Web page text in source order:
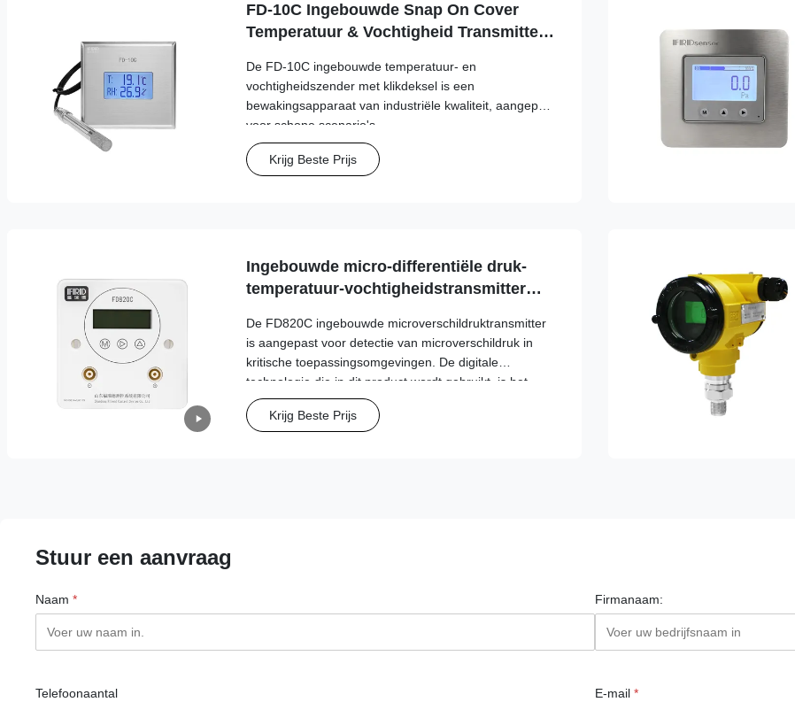
FD-10C Ingebouwde Snap On Cover
Temperatuur & Vochtigheid Transmitter
De FD-10C ingebouwde temperatuur- en
vochtigheidszender met klikdeksel is een
bewakingsapparaat van industriële kwaliteit, aangepast
voor schone scenario's.
Krijg Beste Prijs
Ingebouwde micro-differentiële druk-
temperatuur-vochtigheidstransmitter
20mA/RS485
De FD820C ingebouwde microverschildruktransmitter
is aangepast voor detectie van microverschildruk in
kritische toepassingsomgevingen. De digitale
technologie die in dit product wordt gebruikt, is het
nieuwste toepassingsresultaat op het gebied van
sensorproductie.
Krijg Beste Prijs
Stuur een aanvraag
Naam * Firmanaam:
Telefoonaantal E-mail *